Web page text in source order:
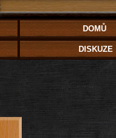
DOMŮ
DISKUZE